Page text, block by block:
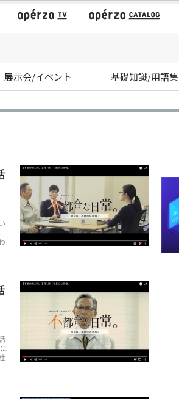
展示会/イベント 基礎知識/用語集